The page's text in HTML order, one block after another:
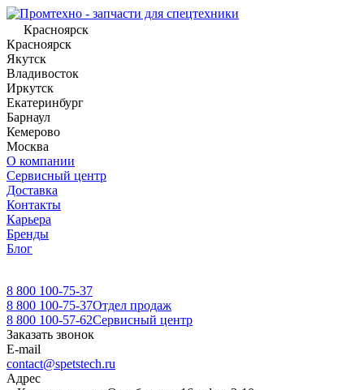
Красноярск
Красноярск
Якутск
Владивосток
Иркутск
Екатеринбург
Барнаул
Кемерово
Москва
О компании
Сервисный центр
Доставка
Контакты
Карьера
Бренды
Блог
8 800 100-75-37
8 800 100-75-37Отдел продаж
8 800 100-57-62Сервисный центр
Заказать звонок
E-mail
contact@spetstech.ru
Адрес